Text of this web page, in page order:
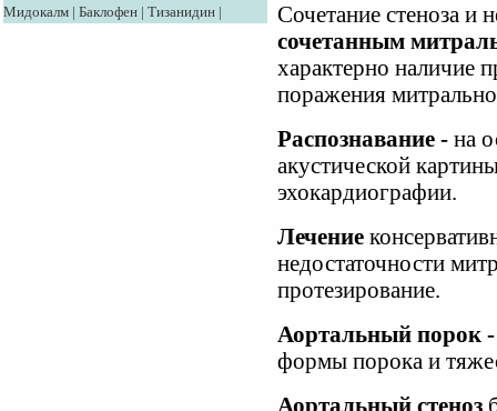
Мидокалм | Баклофен | Тизанидин |
Сочетание стеноза и
сочетанным
характерно наличие
поражения
Распознавание - на
акустической
эхокардиографии.
Лечение
недостаточности
протезирование.
Аортальный порок
формы порока и
Аортальный стеноз